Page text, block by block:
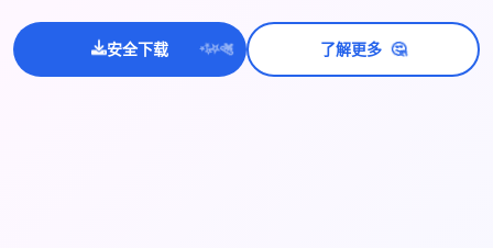
安全下载 ✨
⭐💫 了解更多 🤔